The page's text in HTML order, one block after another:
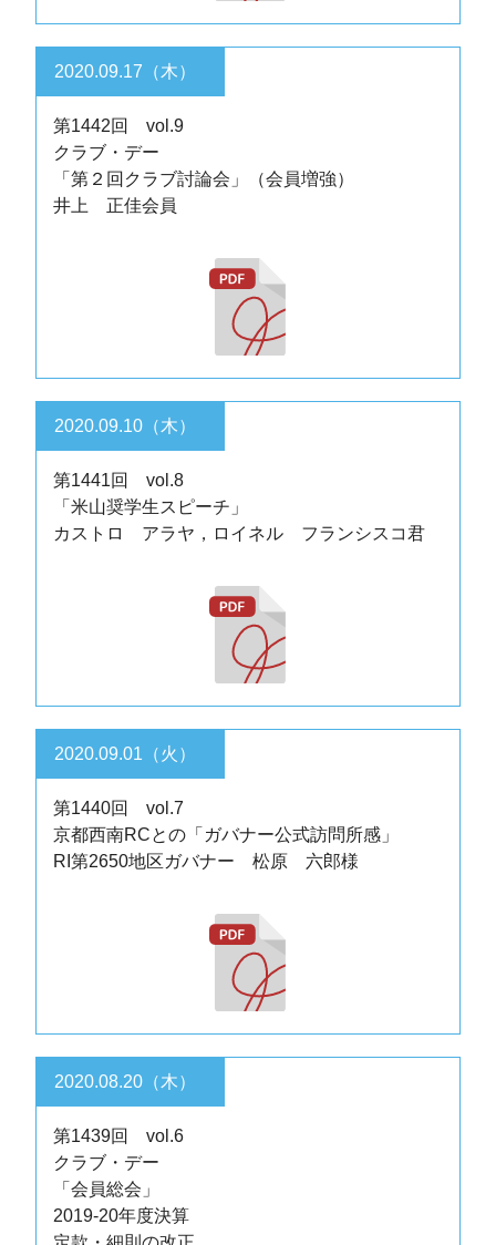
2020.09.17（木）
第1442回 vol.9
クラブ・デー
「第２回クラブ討論会」（会員増強）
井上 正佳会員
2020.09.10（木）
第1441回 vol.8
「米山奨学生スピーチ」
カストロ アラヤ，ロイネル フランシスコ君
2020.09.01（火）
第1440回 vol.7
京都西南RCとの「ガバナー公式訪問所感」
RI第2650地区ガバナー 松原 六郎様
2020.08.20（木）
第1439回 vol.6
クラブ・デー
「会員総会」
2019-20年度決算